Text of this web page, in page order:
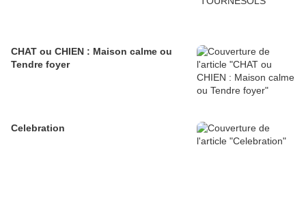
CHAT ou CHIEN : Maison calme ou
Tendre foyer
Celebration